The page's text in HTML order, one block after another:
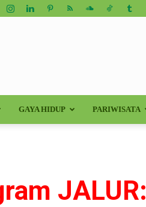
GAYA HIDUP PARIWISATA
JALUR: